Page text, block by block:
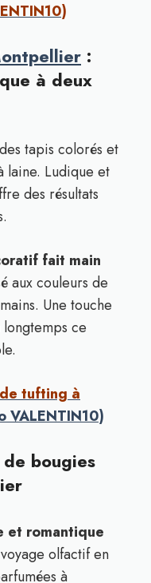
:
à deux
tapis colorés et
laine. Ludique et
des résultats
fait main
aux couleurs de
Une touche
ce
tufting à
VALENTIN10)
bougies
et romantique
olfactif en
à